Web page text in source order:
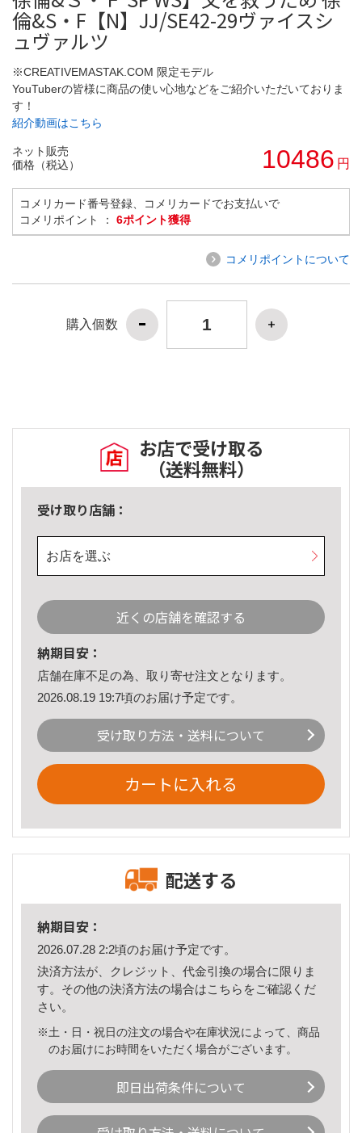
倫&S・F【N】JJ/SE42-29ヴァイスシ
ュヴァルツ
※CREATIVEMASTAK.COM 限定モデル
YouTuberの皆様に商品の使い心地などをご紹介いただいておりま
す！
紹介動画はこちら
ネット販売
価格（税込）
10486 円
コメリカード番号登録、コメリカードでお支払いで
コメリポイント ： 6ポイント獲得
コメリポイントについて
購入個数
お店で受け取る
（送料無料）
受け取り店舗：
お店を選ぶ
近くの店舗を確認する
納期目安：
店舗在庫不足の為、取り寄せ注文となります。
2026.08.19 19:7頃のお届け予定です。
受け取り方法・送料について
カートに入れる
配送する
納期目安：
2026.07.28 2:2頃のお届け予定です。
決済方法が、クレジット、代金引換の場合に限りま
す。その他の決済方法の場合はこちら をご確認くだ
さい。
※土・日・祝日の注文の場合や在庫状況によって、商品
のお届けにお時間をいただく場合がございます。
即日出荷条件について